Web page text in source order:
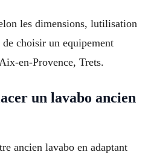
les dimensions, lutilisation
choisir un equipement
en-Provence, Trets.
un lavabo ancien
ancien lavabo en adaptant